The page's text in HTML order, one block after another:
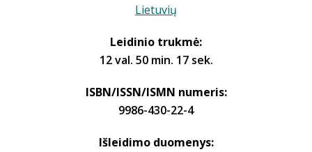
Lietuvių
Leidinio trukmė:
12 val. 50 min. 17 sek.
ISBN/ISSN/ISMN numeris:
9986-430-22-4
Išleidimo duomenys: